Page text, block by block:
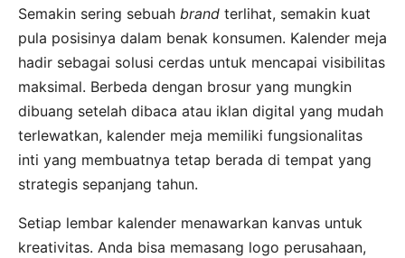
Semakin sering sebuah brand terlihat, semakin kuat
pula posisinya dalam benak konsumen. Kalender meja
hadir sebagai solusi cerdas untuk mencapai visibilitas
maksimal. Berbeda dengan brosur yang mungkin
dibuang setelah dibaca atau iklan digital yang mudah
terlewatkan, kalender meja memiliki fungsionalitas
inti yang membuatnya tetap berada di tempat yang
strategis sepanjang tahun.
Setiap lembar kalender menawarkan kanvas untuk
kreativitas. Anda bisa memasang logo perusahaan,